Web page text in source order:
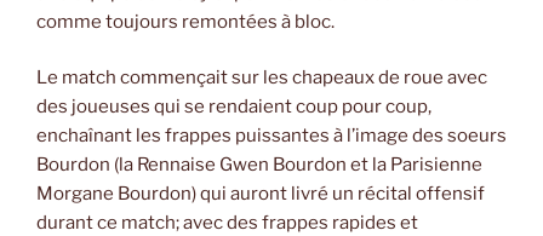
comme toujours remontées à bloc.
Le match commençait sur les chapeaux de roue avec
des joueuses qui se rendaient coup pour coup,
enchaînant les frappes puissantes à l’image des soeurs
Bourdon (la Rennaise Gwen Bourdon et la Parisienne
Morgane Bourdon) qui auront livré un récital offensif
durant ce match; avec des frappes rapides et